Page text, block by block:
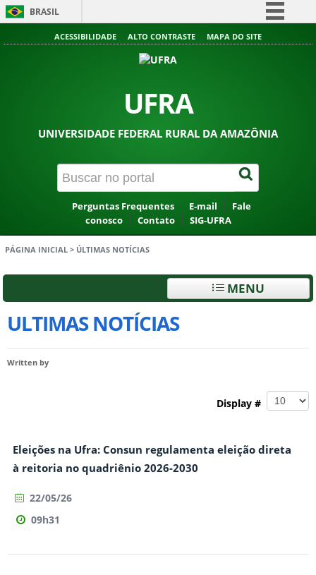
BRASIL
Simplifique!
Acesso à informação
ACESSIBILIDADE ALTO CONTRASTE MAPA DO SITE
UFRA
UNIVERSIDADE FEDERAL RURAL DA AMAZÔNIA
Perguntas Frequentes E-mail
Fale
conosco
Contato SIG-UFRA
PÁGINA INICIAL > ÚLTIMAS NOTÍCIAS
MENU
ULTIMAS NOTÍCIAS
Written by
Display #
Eleições na Ufra: Consun regulamenta eleição direta
à reitoria no quadriênio 2026-2030
22/05/26
09h31